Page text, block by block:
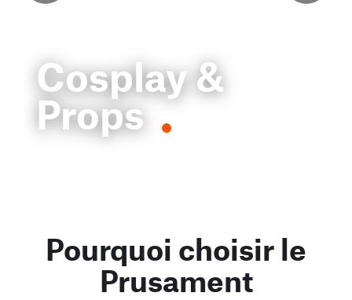
Cosplay &
Props
Pourquoi choisir le
Prusament